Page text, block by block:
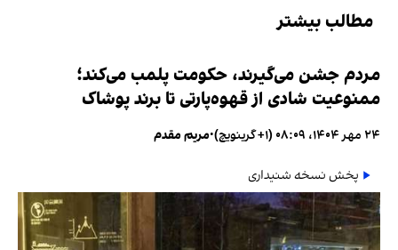
مطالب بیشتر
مردم جشن می‌گیرند، حکومت پلمب می‌کند؛
ممنوعیت شادی از قهوه‌پارتی تا برند پوشاک
۲۴ مهر ۱۴۰۴، ۰۸:۰۹ (‎+۱ گرینویچ) •مریم مقدم
پخش نسخه شنیداری